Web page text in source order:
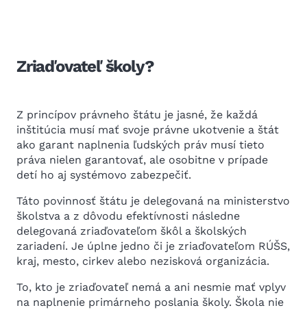
Zriaďovateľ školy?
Z princípov právneho štátu je jasné, že každá
inštitúcia musí mať svoje právne ukotvenie a štát
ako garant naplnenia ľudských práv musí tieto
práva nielen garantovať, ale osobitne v prípade
detí ho aj systémovo zabezpečiť.
Táto povinnosť štátu je delegovaná na ministerstvo
školstva a z dôvodu efektívnosti následne
delegovaná zriaďovateľom škôl a školských
zariadení. Je úplne jedno či je zriaďovateľom RÚŠS,
kraj, mesto, cirkev alebo nezisková organizácia.
To, kto je zriaďovateľ nemá a ani nesmie mať vplyv
na naplnenie primárneho poslania školy. Škola nie